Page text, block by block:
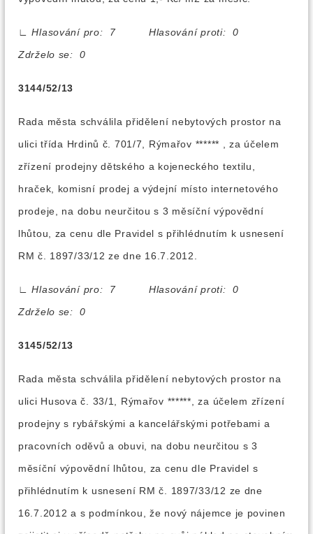
∟
Hlasování pro: 7 Hlasování proti: 0
Zdrželo se: 0
3144/52/13
Rada města schválila přidělení nebytových prostor na
ulici třída Hrdinů č. 701/7, Rýmařov ****** , za účelem
zřízení prodejny dětského a kojeneckého textilu,
hraček, komisní prodej a výdejní místo internetového
prodeje, na dobu neurčitou s 3 měsíční výpovědní
lhůtou, za cenu dle Pravidel s přihlédnutím k usnesení
RM č. 1897/33/12 ze dne 16.7.2012.
∟
Hlasování pro: 7 Hlasování proti: 0
Zdrželo se: 0
3145/52/13
Rada města schválila přidělení nebytových prostor na
ulici Husova č. 33/1, Rýmařov ******, za účelem zřízení
prodejny s rybářskými a kancelářskými potřebami a
pracovních oděvů a obuvi, na dobu neurčitou s 3
měsíční výpovědní lhůtou, za cenu dle Pravidel s
přihlédnutím k usnesení RM č. 1897/33/12 ze dne
16.7.2012 a s podmínkou, že nový nájemce je povinen